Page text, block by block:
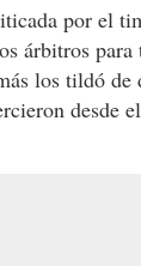
por el
árbitros para
los tildó de
desde